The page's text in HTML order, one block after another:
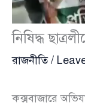
নিষিদ্ধ
রাজনীতি/
কক্সবাজারে